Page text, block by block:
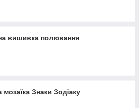
вишивка полювання
мозаїка Знаки Зодіаку